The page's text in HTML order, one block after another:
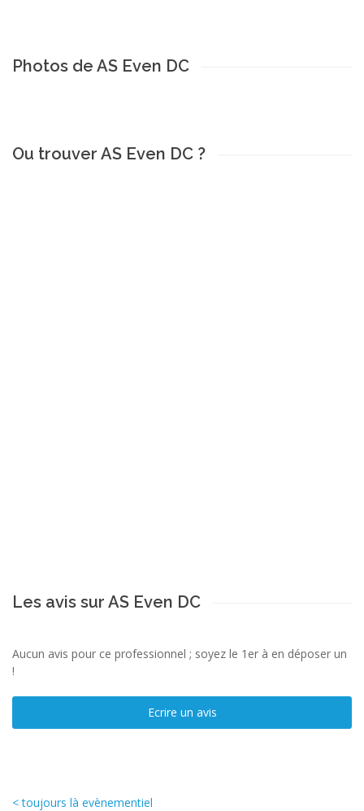
Photos de AS Even DC
Ou trouver AS Even DC ?
Les avis sur AS Even DC
Aucun avis pour ce professionnel ; soyez le 1er à en déposer un
!
Ecrire un avis
< toujours là evènementiel